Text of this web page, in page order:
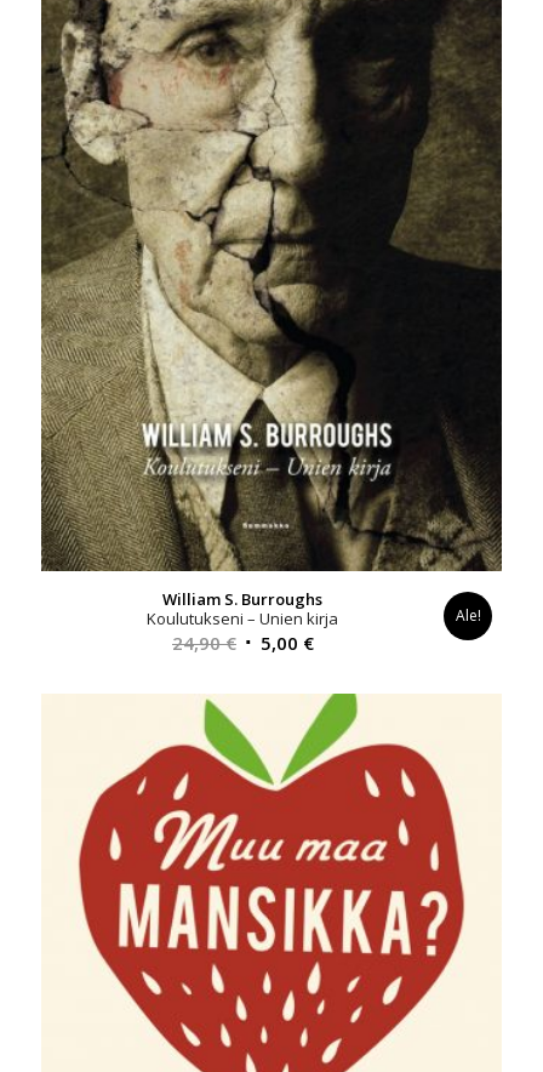
William S. Burroughs
Koulutukseni – Unien kirja
24,90€ Alkuperäinen
oli:
24,90 €.
5,00 €Nykyinen
on:
5,00 €.
Ale!